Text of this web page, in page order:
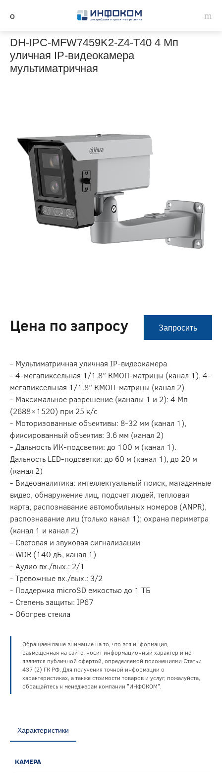
DH-IPC-MFW7459K2-Z4-T40 4 Мп
уличная IP-видеокамера
мультиматричная
Цена по запросу Запросить
- Мультиматричная уличная IP-видеокамера
- 4-мегапиксельная 1/1.8” КМОП-матрицы (канал 1), 4-
мегапиксельная 1/1.8” КМОП-матрицы (канал 2)
- Максимальное разрешение (каналы 1 и 2): 4 Мп
(2688×1520) при 25 к/с
- Моторизованные объективы: 8-32 мм (канал 1),
фиксированный объектив: 3.6 мм (канал 2)
- Дальность ИК-подсветки: до 100 м (канал 1).
Дальность LED-подсветки: до 60 м (канал 1), до 20 м
(канал 2)
- Видеоаналитика: интеллектуальный поиск, матаданные
видео, обнаружение лиц, подсчет людей, тепловая
карта, распознавание автомобильных номеров (ANPR),
распознавание лиц (только канал 1); охрана периметра
(канал 1 и канал 2)
- Световая и звуковая сигнализации
- WDR (140 дБ, канал 1)
- Аудио вх./вых.: 2/1
- Тревожные вх./вых.: 3/2
- Поддержка microSD емкостью до 1 ТБ
- Степень защиты: IP67
- Обогрев стекла
Обращаем ваше внимание на то, что вся информация,
размещенная на сайте, носит информационный характер и не
является публичной офертой, определяемой положениями Статьи
437 (2) ГК РФ. Для получения точной информации о
характеристиках, а также стоимости товаров и услуг, пожалуйста,
обращайтесь к менеджерам компании "ИНФОКОМ".
Характеристики
КАМЕРА